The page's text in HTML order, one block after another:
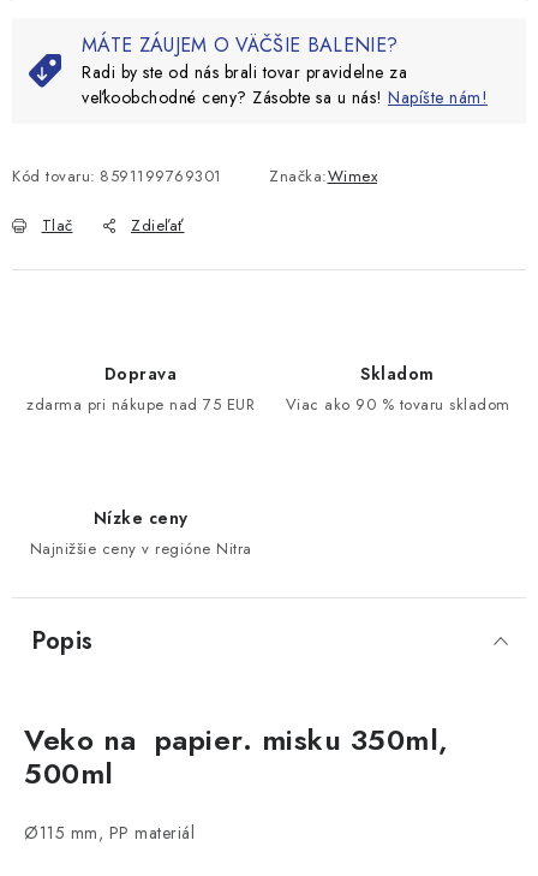
MÁTE ZÁUJEM O VÄČŠIE BALENIE?
Radi by ste od nás brali tovar pravidelne za
veľkoobchodné ceny? Zásobte sa u nás! Napíšte nám!
Kód tovaru: 8591199769301 Značka:Wimex
Tlač Zdieľať
Doprava
zdarma pri nákupe nad 75 EUR
Skladom
Viac ako 90 % tovaru skladom
Nízke ceny
Najnižšie ceny v regióne Nitra
Popis
Veko na papier. misku 350ml,
500ml
Ø115 mm, PP materiál